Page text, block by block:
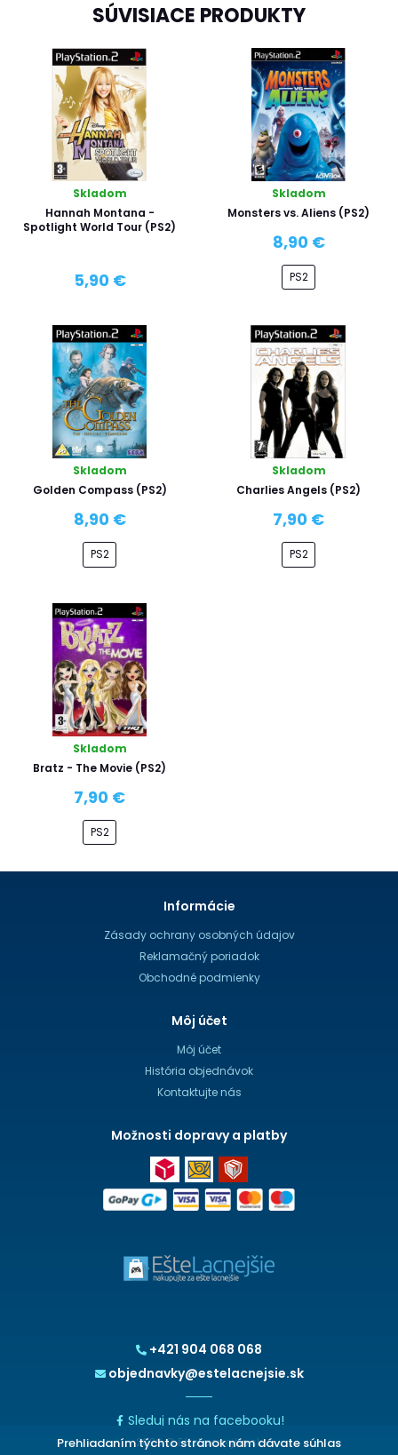
SÚVISIACE PRODUKTY
Skladom
Hannah Montana -
Spotlight World Tour (PS2)
5,90 €
Skladom
Monsters vs. Aliens (PS2)
8,90 €
PS2
Skladom
Golden Compass (PS2)
8,90 €
PS2
Skladom
Charlies Angels (PS2)
7,90 €
PS2
Skladom
Bratz - The Movie (PS2)
7,90 €
PS2
+421 904 068 068
objednavky@estelacnejsie.sk
Sleduj nás na facebooku!
2026 © EšteLacnejšie.sk
Informácie
Zásady ochrany osobných údajov
Reklamačný poriadok
Obchodné podmienky
Môj účet
Môj účet
História objednávok
Kontaktujte nás
Možnosti dopravy a platby
Prehliadaním týchto stránok nám dávate súhlas